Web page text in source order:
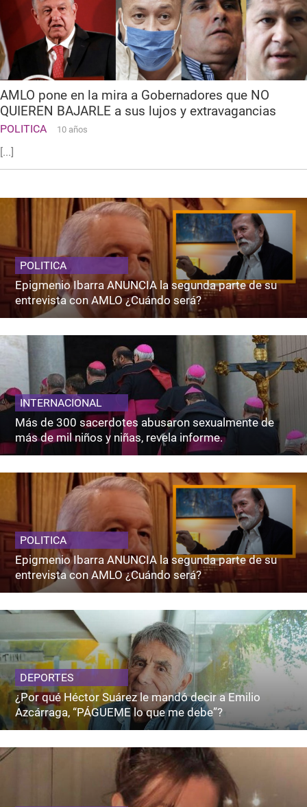
AMLO pone en la mira a Gobernadores que NO
QUIEREN BAJARLE a sus lujos y extravagancias
POLITICA 10 años
[...]
POLITICA
Epigmenio Ibarra ANUNCIA la segunda parte de su
entrevista con AMLO ¿Cuándo será?
INTERNACIONAL
Más de 300 sacerdotes abusaron sexualmente de
más de mil niños y niñas, revela informe.
POLITICA
Epigmenio Ibarra ANUNCIA la segunda parte de su
entrevista con AMLO ¿Cuándo será?
DEPORTES
¿Por qué Héctor Suárez le mandó decir a Emilio
Azcárraga, “PÁGUEME lo que me debe”?